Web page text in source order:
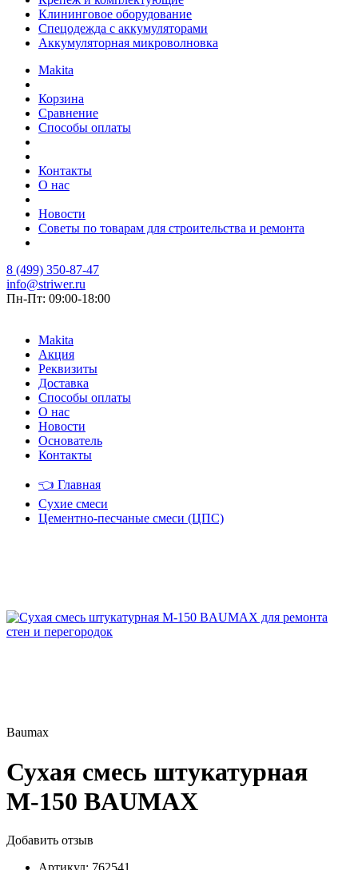
Клининговое оборудование
Спецодежда с аккумуляторами
Аккумуляторная микроволновка
Makita
Корзина
Сравнение
Способы оплаты
Контакты
О нас
Новости
Советы по товарам для строительства и ремонта
8 (499) 350-87-47
info@striwer.ru
Пн-Пт: 09:00-18:00
Makita
Акция
Реквизиты
Доставка
Способы оплаты
О нас
Новости
Основатель
Контакты
👈 Главная
Сухие смеси
Цементно-песчаные смеси (ЦПС)
Baumax
Сухая смесь штукатурная
М-150 BAUMAX
Добавить отзыв